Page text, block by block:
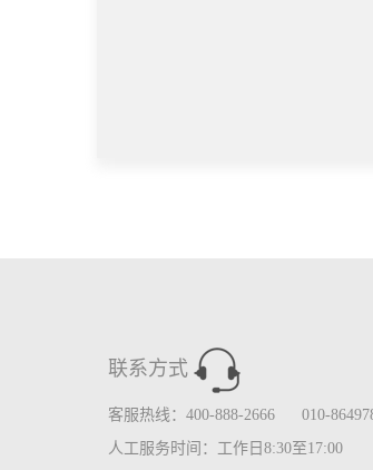
联系方式
客服热线：400-888-2666 010-
人工服务时间：工作日8:30至17:00